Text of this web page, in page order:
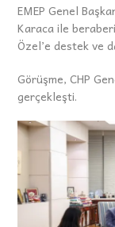
EMEP Genel
Karaca ile
Özel’e destek ve
Görüşme, CHP
gerçekleşti.